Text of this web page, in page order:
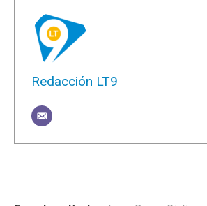
Redacción LT9